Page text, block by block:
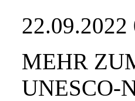
22.09.2022
MEHR
UNESCO-